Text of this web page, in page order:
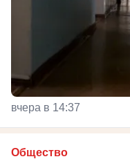
вчера в 14:37
Общество